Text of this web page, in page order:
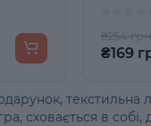
₴254
₴169
, текстильна
, сховається в собі,